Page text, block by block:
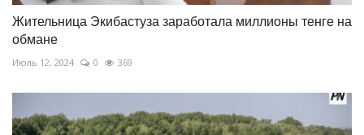
Жительница Экибастуза заработала миллионы тенге на
обмане
Июль 12, 2024 0 369